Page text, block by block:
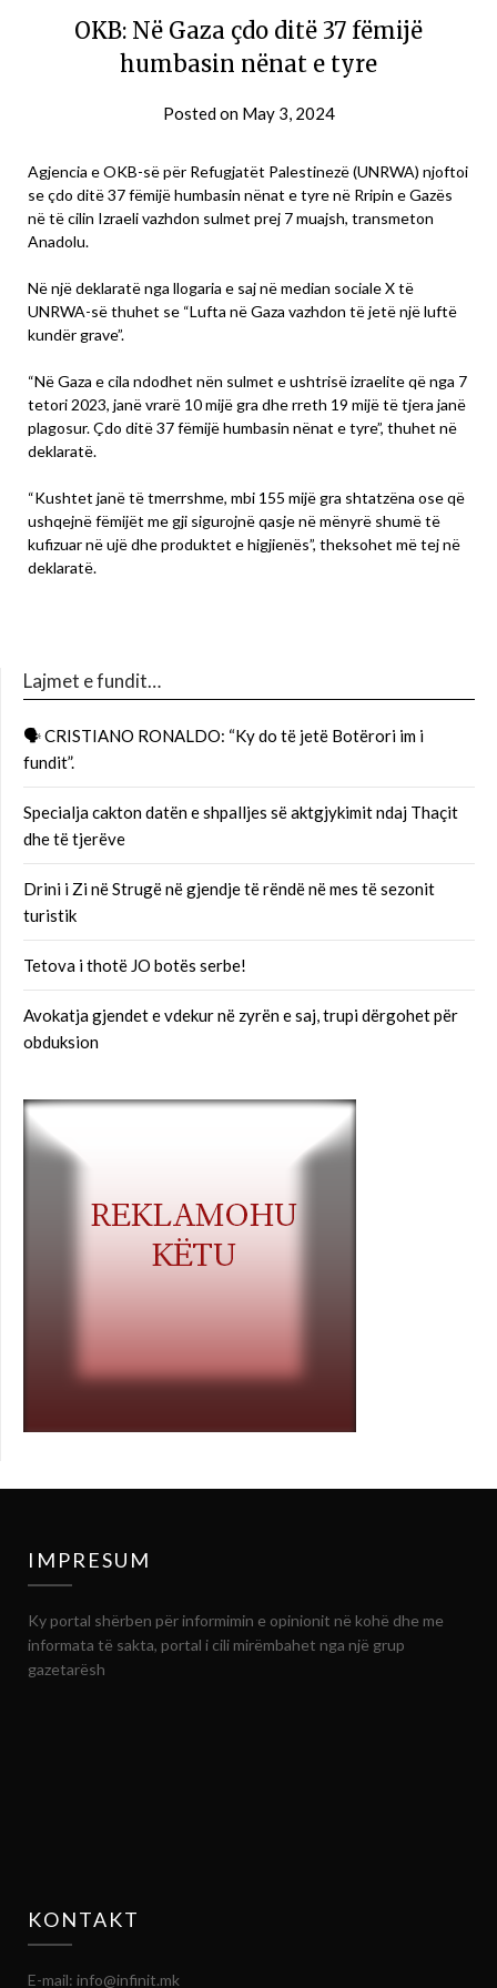
OKB: Në Gaza çdo ditë 37 fëmijë
humbasin nënat e tyre
Posted on May 3, 2024
Agjencia e OKB-së për Refugjatët Palestinezë (UNRWA) njoftoi
se çdo ditë 37 fëmijë humbasin nënat e tyre në Rripin e Gazës
në të cilin Izraeli vazhdon sulmet prej 7 muajsh, transmeton
Anadolu.
Në një deklaratë nga llogaria e saj në median sociale X të
UNRWA-së thuhet se “Lufta në Gaza vazhdon të jetë një luftë
kundër grave”.
“Në Gaza e cila ndodhet nën sulmet e ushtrisë izraelite që nga 7
tetori 2023, janë vrarë 10 mijë gra dhe rreth 19 mijë të tjera janë
plagosur. Çdo ditë 37 fëmijë humbasin nënat e tyre”, thuhet në
deklaratë.
“Kushtet janë të tmerrshme, mbi 155 mijë gra shtatzëna ose që
ushqejnë fëmijët me gji sigurojnë qasje në mënyrë shumë të
kufizuar në ujë dhe produktet e higjienës”, theksohet më tej në
deklaratë.
Lajmet e fundit…
🗣 CRISTIANO RONALDO: “Ky do të jetë Botërori im i
fundit”.
Specialja cakton datën e shpalljes së aktgjykimit ndaj Thaçit
dhe të tjerëve
Drini i Zi në Strugë në gjendje të rëndë në mes të sezonit
turistik
Tetova i thotë JO botës serbe!
Avokatja gjendet e vdekur në zyrën e saj, trupi dërgohet për
obduksion
IMPRESUM
Ky portal shërben për informimin e opinionit në kohë dhe me
informata të sakta, portal i cili mirëmbahet nga një grup
gazetarësh
KONTAKT
E-mail: info@infinit.mk